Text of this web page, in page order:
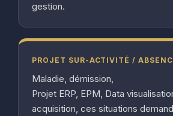
gestion.
PROJET SUR-ACTIVITÉ /
Maladie, démission,
Projet ERP, EPM, Data
acquisition, ces situations